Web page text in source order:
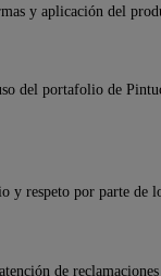
y aplicación del
del portafolio de
y respeto por parte de
de